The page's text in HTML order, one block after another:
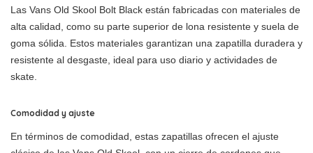
Las Vans Old Skool Bolt Black están fabricadas con materiales de
alta calidad, como su parte superior de lona resistente y suela de
goma sólida. Estos materiales garantizan una zapatilla duradera y
resistente al desgaste, ideal para uso diario y actividades de
skate.
Comodidad y ajuste
En términos de comodidad, estas zapatillas ofrecen el ajuste